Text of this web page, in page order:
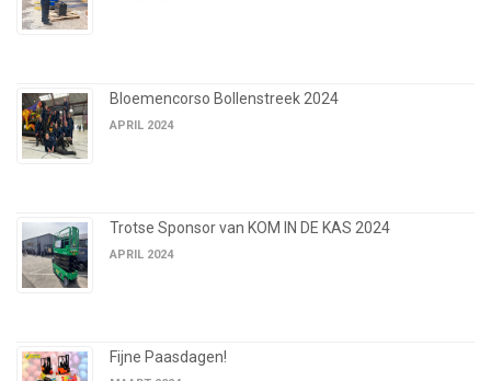
Bloemencorso Bollenstreek 2024
APRIL 2024
Trotse Sponsor van KOM IN DE KAS 2024
APRIL 2024
Fijne Paasdagen!